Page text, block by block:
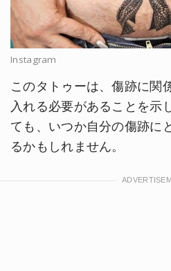
Instagram
このタトゥーは、傷跡に関
入れる必要があることを示
ても、いつか自分の傷跡に
るかもしれません。